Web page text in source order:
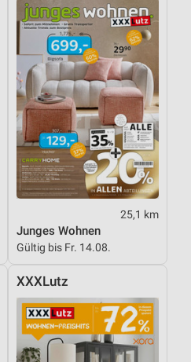
25,1 km
Junges Wohnen
Gültig bis Fr. 14.08.
XXXLutz